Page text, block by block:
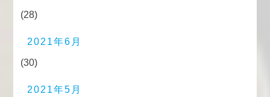
(28)
2021年6月
(30)
2021年5月